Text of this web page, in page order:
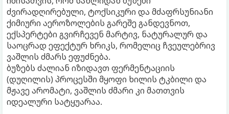
ძვირადღირებული, ტოქსიკური და მძაფრსუნიანი
ქიმიური აეროზოლების გარეშე განდევნოთ,
ექსპერტები გვირჩევენ მარტივ, ნატურალურ და
საოცრად ეფექტურ ხრიკს, რომელიც ჩვეულებრივ
ვაშლის ძმარს ეფუძნება.
ბუზებს ძალიან იზიდავთ ფერმენტაციის
(დუღილის) პროცესში მყოფი ხილის ტკბილი და
მჟავე არომატი, ვაშლის ძმარი კი მათთვის
იდეალური სატყუარაა.